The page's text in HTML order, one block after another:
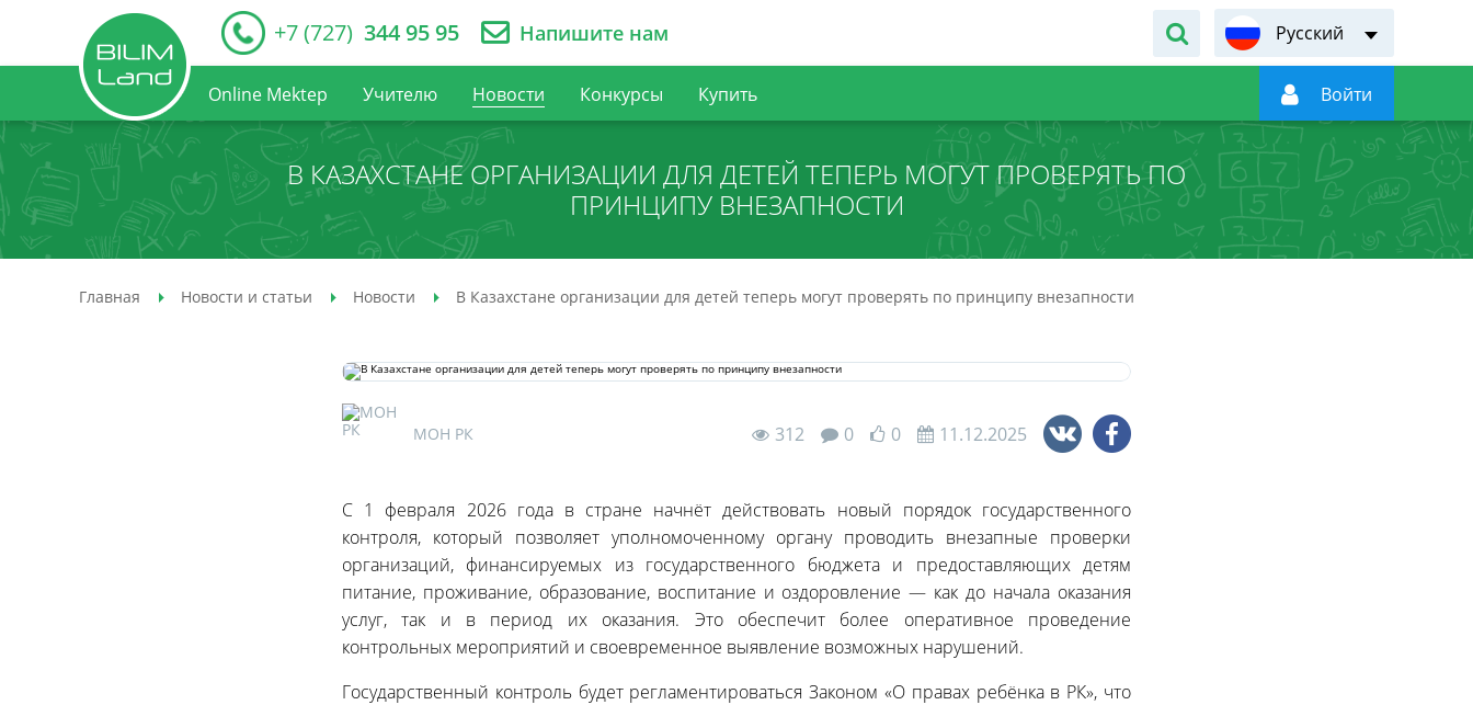
+7 (727) 344 95 95 Напишите нам Русский
Online Mektep Учителю Новости Конкурсы Купить  Войти
В КАЗАХСТАНЕ ОРГАНИЗАЦИИ ДЛЯ ДЕТЕЙ ТЕПЕРЬ МОГУТ ПРОВЕРЯТЬ ПО
ПРИНЦИПУ ВНЕЗАПНОСТИ
Главная Новости и статьи Новости В Казахстане организации для детей теперь могут проверять по принципу внезапности
МОН РК 312 0 0 11.12.2025
С 1 февраля 2026 года в стране начнёт действовать новый порядок государственного
контроля, который позволяет уполномоченному органу проводить внезапные проверки
организаций, финансируемых из государственного бюджета и предоставляющих детям
питание, проживание, образование, воспитание и оздоровление — как до начала оказания
услуг, так и в период их оказания. Это обеспечит более оперативное проведение
контрольных мероприятий и своевременное выявление возможных нарушений.
Государственный контроль будет регламентироваться Законом «О правах ребёнка в РК», что